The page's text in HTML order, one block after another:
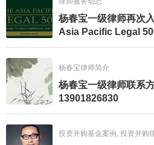
杨春宝一级律师再次
Asia Pacific Legal
杨春宝律师简介
杨春宝一级律师联系
13901826830
投资并购基金案例, 投资并购